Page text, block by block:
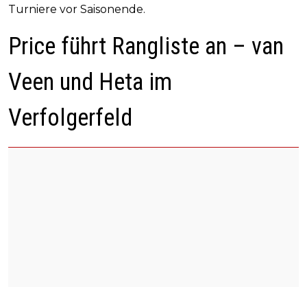
Turniere vor Saisonende.
Price führt Rangliste an – van
Veen und Heta im
Verfolgerfeld